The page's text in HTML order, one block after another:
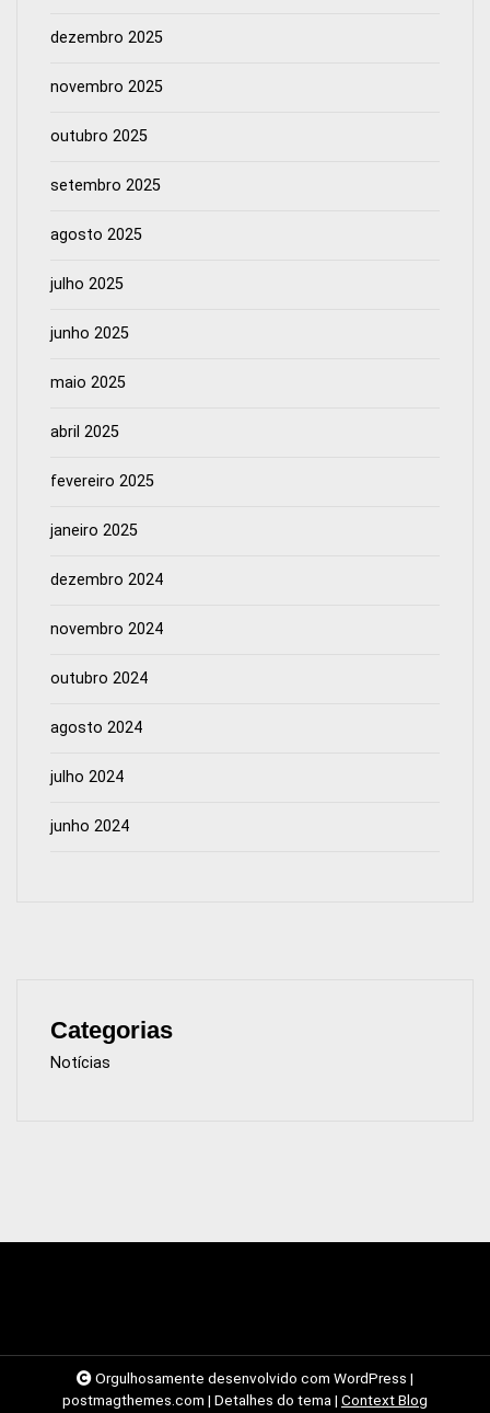
dezembro 2025
novembro 2025
outubro 2025
setembro 2025
agosto 2025
julho 2025
junho 2025
maio 2025
abril 2025
fevereiro 2025
janeiro 2025
dezembro 2024
novembro 2024
outubro 2024
agosto 2024
julho 2024
junho 2024
Categorias
Notícias
Orgulhosamente desenvolvido com WordPress |
postmagthemes.com | Detalhes do tema | Context Blog